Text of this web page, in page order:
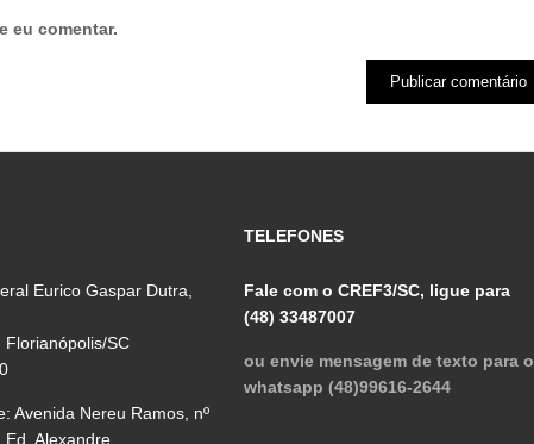
eu comentar.
Eurico Gaspar Dutra,
Florianópolis/SC
Avenida Nereu Ramos, nº
Ed. Alexandre
TELEFONES
Fale com o CREF3/SC, ligue para
(48) 33487007
ou envie mensagem de texto para o
whatsapp (48)99616-2644